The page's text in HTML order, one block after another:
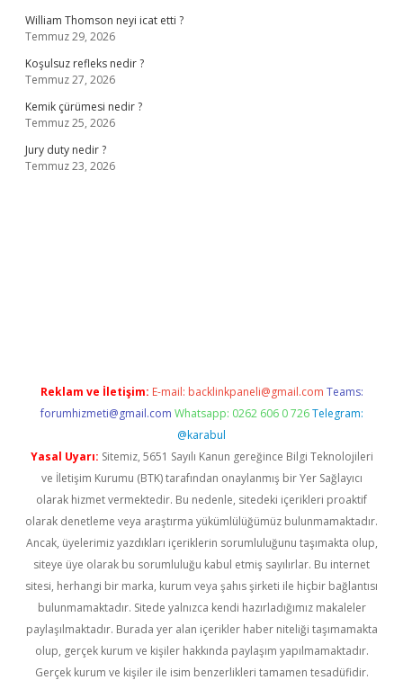
William Thomson neyi icat etti ?
Temmuz 29, 2026
Koşulsuz refleks nedir ?
Temmuz 27, 2026
Kemik çürümesi nedir ?
Temmuz 25, 2026
Jury duty nedir ?
Temmuz 23, 2026
Reklam ve İletişim: E-mail: backlinkpaneli@gmail.com Teams:
forumhizmeti@gmail.com Whatsapp: 0262 606 0 726 Telegram:
@karabul
Yasal Uyarı: Sitemiz, 5651 Sayılı Kanun gereğince Bilgi Teknolojileri
ve İletişim Kurumu (BTK) tarafından onaylanmış bir Yer Sağlayıcı
olarak hizmet vermektedir. Bu nedenle, sitedeki içerikleri proaktif
olarak denetleme veya araştırma yükümlülüğümüz bulunmamaktadır.
Ancak, üyelerimiz yazdıkları içeriklerin sorumluluğunu taşımakta olup,
siteye üye olarak bu sorumluluğu kabul etmiş sayılırlar. Bu internet
sitesi, herhangi bir marka, kurum veya şahıs şirketi ile hiçbir bağlantısı
bulunmamaktadır. Sitede yalnızca kendi hazırladığımız makaleler
paylaşılmaktadır. Burada yer alan içerikler haber niteliği taşımamakta
olup, gerçek kurum ve kişiler hakkında paylaşım yapılmamaktadır.
Gerçek kurum ve kişiler ile isim benzerlikleri tamamen tesadüfidir.